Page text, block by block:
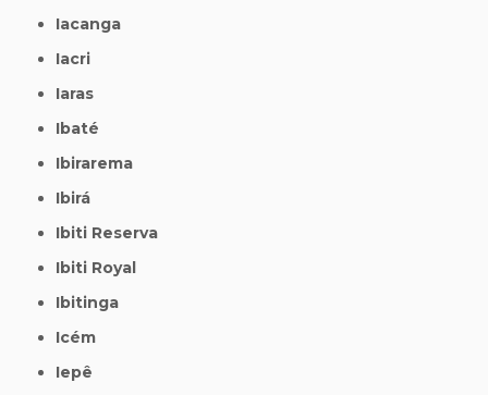
Iacanga
Iacri
Iaras
Ibaté
Ibirarema
Ibirá
Ibiti Reserva
Ibiti Royal
Ibitinga
Icém
Iepê